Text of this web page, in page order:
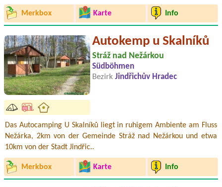
Merkbox Karte Info
Autokemp u Skalníků
Stráž nad Nežárkou
Südböhmen
Bezirk Jindřichův Hradec
Das Autocamping U Skalníků liegt in ruhigem Ambiente am Fluss
Nežárka, 2km von der Gemeinde Stráž nad Nežárkou und etwa
10km von der Stadt Jindřic..
Merkbox Karte Info